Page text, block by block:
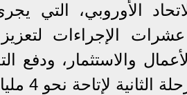
الأوروبي، التي
الإجراءات لتعزيز
والاستثمار، ودفع
نحو 4 مليارات يورو دعمًا للموازنة.